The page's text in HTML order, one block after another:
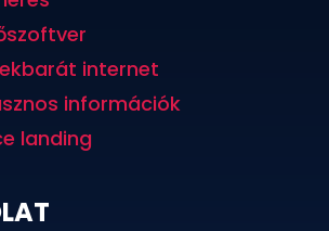
internet
információk
landing